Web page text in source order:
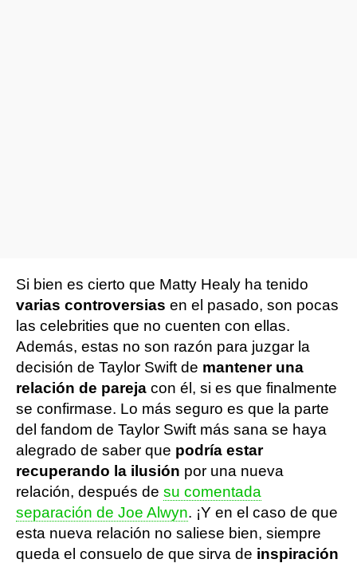
Si bien es cierto que Matty Healy ha tenido
varias controversias en el pasado, son pocas
las celebrities que no cuenten con ellas.
Además, estas no son razón para juzgar la
decisión de Taylor Swift de mantener una
relación de pareja con él, si es que finalmente
se confirmase. Lo más seguro es que la parte
del fandom de Taylor Swift más sana se haya
alegrado de saber que podría estar
recuperando la ilusión por una nueva
relación, después de su comentada
separación de Joe Alwyn. ¡Y en el caso de que
esta nueva relación no saliese bien, siempre
queda el consuelo de que sirva de inspiración